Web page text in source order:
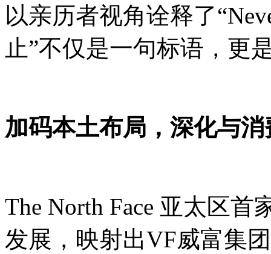
以亲历者视角诠释了
止”不仅是一句标语，更
加码本土布局，深化与
The North Face 亚太区
发展，映射出VF威富集